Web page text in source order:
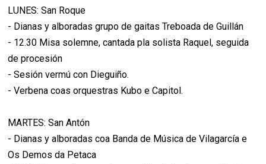
LUNES: San Roque
- Dianas y alboradas grupo de gaitas Treboada de Guillán
- 12.30 Misa solemne, cantada pla solista Raquel, seguida
de procesión
- Sesión vermú con Dieguiño.
- Verbena coas orquestras Kubo e Capitol.
MARTES: San Antón
- Dianas y alboradas coa Banda de Música de Vilagarcía e
Os Demos da Petaca